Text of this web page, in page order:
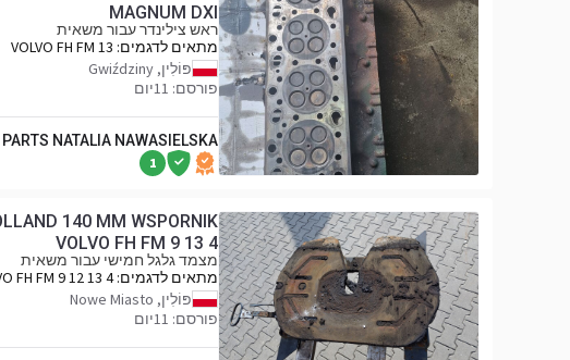
MAGNUM DXI
ראש צילינדר עבור משאית
מתאים לדגמים: VOLVO FH FM 13
RENAULT MAGNUM DXI
פּוֹלִין, Gwiździny
פורסם: 11יום
NATALIA NAWASIELSKA
1
140 MM WSPORNIK
VOLVO FH FM 9 13 4
מצמד גלגל חמישי עבור משאית
מתאים לדגמים:FH FM 9 12 13 4
פּוֹלִין, Nowe Miasto
פורסם: 11יום